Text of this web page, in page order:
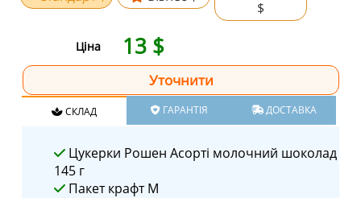
$
Ціна 13 $
СКЛАД ГАРАНТІЯ ДОСТАВКА
Цукерки Рошен Асорті молочний шоколад
145 г
Пакет крафт M